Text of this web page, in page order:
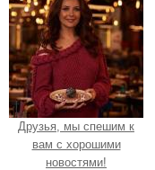
Друзья, мы спешим к
вам с хорошими
новостями!